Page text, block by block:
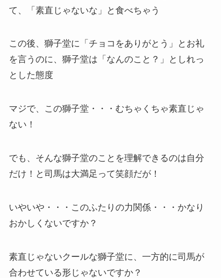
て、「素直じゃないな」と食べちゃう
この後、獅子堂に「チョコをありがとう」とお礼
を言うのに、獅子堂は「なんのこと？」としれっ
とした態度
マジで、この獅子堂・・・むちゃくちゃ素直じゃ
ない！
でも、そんな獅子堂のことを理解できるのは自分
だけ！と司馬は大満足って笑顔だが！
いやいや・・・このふたりの力関係・・・かなり
おかしくないですか？
素直じゃないクールな獅子堂に、一方的に司馬が
合わせている形じゃないですか？